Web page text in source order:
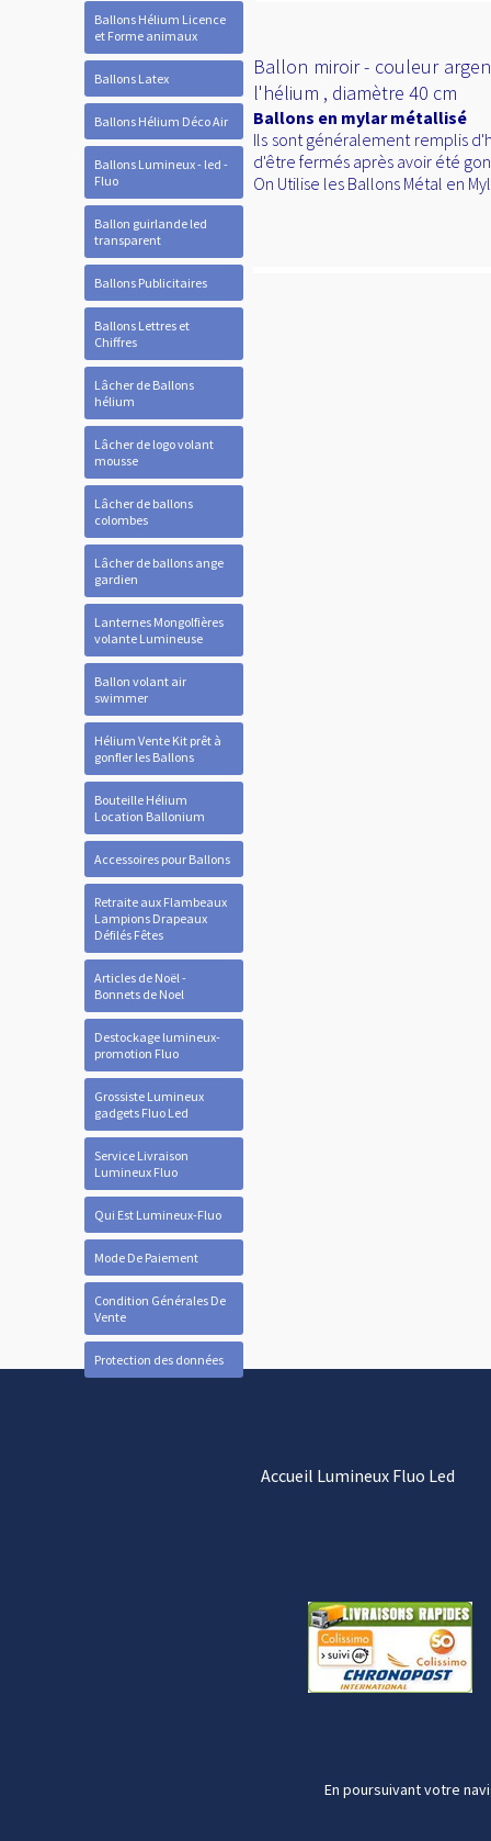
Ballons Hélium Licence
et Forme animaux
Ballons Latex
Ballons Hélium Déco Air
Ballons Lumineux - led -
Fluo
Ballon guirlande led
transparent
Ballons Publicitaires
Ballons Lettres et
Chiffres
Lâcher de Ballons
hélium
Lâcher de logo volant
mousse
Lâcher de ballons
colombes
Lâcher de ballons ange
gardien
Lanternes Mongolfières
volante Lumineuse
Ballon volant air
swimmer
Hélium Vente Kit prêt à
gonfler les Ballons
Bouteille Hélium
Location Ballonium
Accessoires pour Ballons
Retraite aux Flambeaux
Lampions Drapeaux
Défilés Fêtes
Articles de Noël -
Bonnets de Noel
Destockage lumineux-
promotion Fluo
Grossiste Lumineux
gadgets Fluo Led
Service Livraison
Lumineux Fluo
Qui Est Lumineux-Fluo
Mode De Paiement
Condition Générales De
Vente
Protection des données
Accueil Lumineux Fluo Led
En poursuivant votre
Ballon miroir - couleur
l'hélium , diamètre 40 cm
Ballons en mylar métallisé
Ils sont généralement remplis
d'être fermés après avoir été
On Utilise les Ballons Métal en